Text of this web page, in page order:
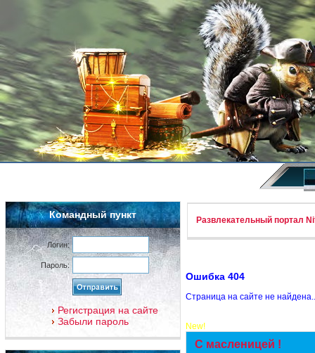
Командный пункт
Логин:
Пароль:
Регистрация на сайте
Забыли пароль
Развлекательный портал
Ошибка 404
Страница на сайте не
New!
С масленицей !